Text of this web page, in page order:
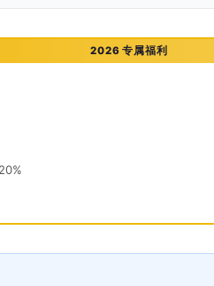
2026 专属福利